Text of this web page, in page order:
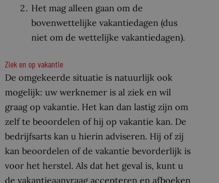
Het mag alleen gaan om de
bovenwettelijke vakantiedagen (dus
niet om de wettelijke vakantiedagen).
Ziek en op vakantie
De omgekeerde situatie is natuurlijk ook
mogelijk: uw werknemer is al ziek en wil
graag op vakantie. Het kan dan lastig zijn om
zelf te beoordelen of hij op vakantie kan. De
bedrijfsarts kan u hierin adviseren. Hij of zij
kan beoordelen of de vakantie bevorderlijk is
voor het herstel. Als dat het geval is, kunt u
de vakantieaanvraag accepteren en afboeken